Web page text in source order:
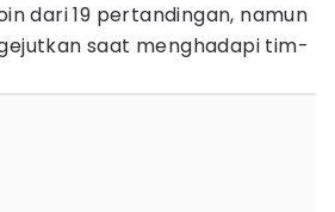
dari 19 pertandingan, namun
saat menghadapi tim-